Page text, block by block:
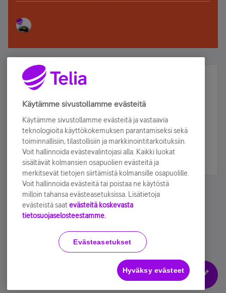
Älä jää paitsi – osallistu ja voita!
Tilaa Telian uutiskirje ja olet mukana arvonnassa.
sähköpostiisi.
Tilaa nyt
Käyttöehdot Accessibility statement
Evästeasetukset
Käytämme sivustollamme evästeitä
Käytämme sivustollamme evästeitä ja vastaavia
teknologioita käyttökokemuksen parantamiseksi sekä
toiminnallisiin, tilastollisiin ja markkinointitarkoituksiin.
Voit hallinnoida evästevalintojasi alla. Kaikki luokat
sisältävät kolmansien osapuolien evästeitä ja
merkitsevät tietojen siirtämistä kolmansille osapuolille.
Voit hallinnoida evästeitä tai poistaa ne käytöstä
milloin tahansa evästeasetuksissa. Lisätietoja
evästeistä saat evästeitä koskevasta
tietosuojaselosteestamme.
Evästeasetukset
Hyväksy evästeet